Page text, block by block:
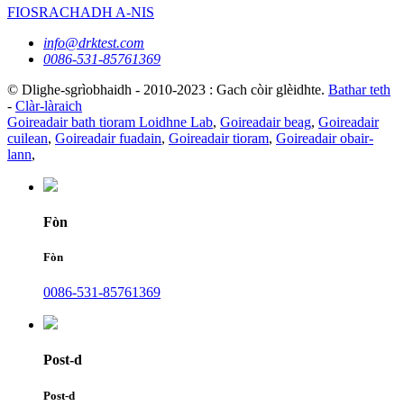
FIOSRACHADH A-NIS
info@drktest.com
0086-531-85761369
© Dlighe-sgrìobhaidh - 2010-2023 : Gach còir glèidhte. Bathar teth
- Clàr-làraich
Goireadair bath tioram Loidhne Lab, Goireadair beag, Goireadair
cuilean, Goireadair fuadain, Goireadair tioram, Goireadair obair-
lann,
Fòn
Fòn
0086-531-85761369
Post-d
Post-d